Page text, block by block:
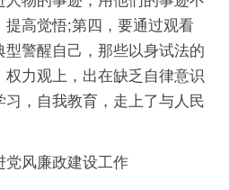
提高觉悟;第四，要通过观看
型警醒自己，那些以身试法的
权力观上，出在缺乏自律意识
习，自我教育，走上了与人民
党风廉政建设工作